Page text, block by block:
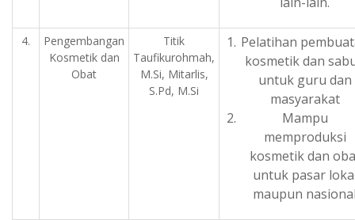
4.
Pengembangan
Kosmetik dan
Obat
Titik
Taufikurohmah,
M.Si, Mitarlis,
S.Pd, M.Si
Pelatihan
kosmetik dan
untuk guru dan
masyarakat
Mampu
memproduksi
kosmetik dan
untuk pasar
maupun